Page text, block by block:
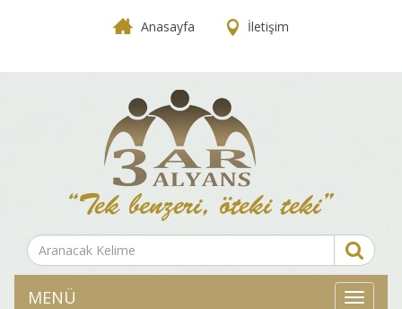
Anasayfa İletişim
MENÜ
MENÜ